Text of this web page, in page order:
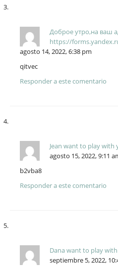
Доброе утро,на ваш
https://
agosto 14, 2022, 6:38 pm
qitvec
Responder a este comentario
Jean want to play with
agosto 15, 2022, 9:11
b2vba8
Responder a este comentario
Dana want to play
septiembre 5, 2022,